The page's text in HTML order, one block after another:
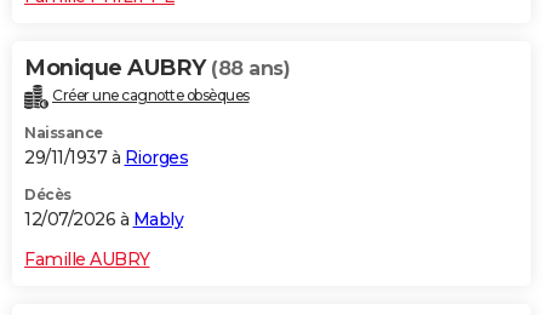
Monique AUBRY (88 ans)
Créer une cagnotte obsèques
Naissance
29/11/1937 à Riorges
Décès
12/07/2026 à Mably
Famille AUBRY